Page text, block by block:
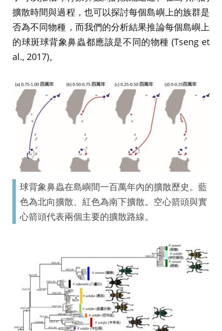
擴散時間與過程，也可以探討每個島嶼上的族群是
否為不同物種，而我們的分析結果推論每個島嶼上
的球斑球背象鼻蟲都應該是不同的物種 (Tseng et
al., 2017)。
球背象鼻蟲在島嶼間一百萬年內的擴散歷史。藍
色為北向擴散、紅色為南下擴散。空心箭頭與實
心箭頭代表兩個主要的擴散路線。